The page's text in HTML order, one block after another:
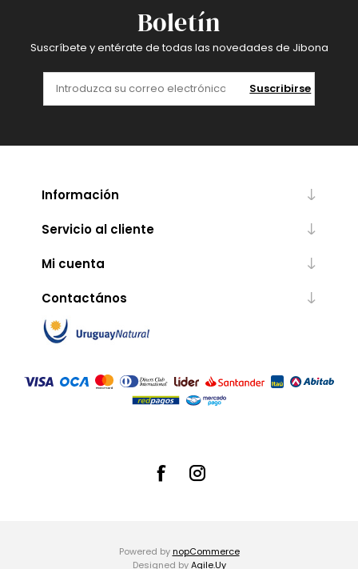
Boletín
Suscríbete y entérate de todas las novedades de Jibona
Suscribirse
Información
Servicio al cliente
Mi cuenta
Contactános
Powered by nopCommerce
Designed byAgile.Uy